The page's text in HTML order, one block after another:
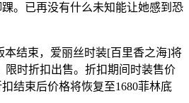
。已再没有什么未知能让她感到恐
本结束，爱丽丝时装[百里香之海]将
限时折扣出售。折扣期间时装售价
结束后价格将恢复至1680菲林底